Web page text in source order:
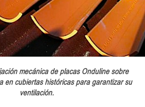
mecánica de placas Onduline sobre
en cubiertas históricas para garantizar su
ventilación.